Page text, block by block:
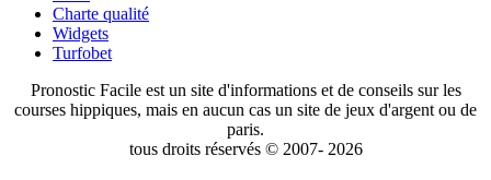
Charte qualité
Widgets
Turfobet
Pronostic Facile est un site d'informations et de conseils sur les
courses hippiques, mais en aucun cas un site de jeux d'argent ou de
paris.
tous droits réservés © 2007- 2026